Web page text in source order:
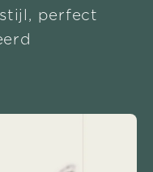
perfect